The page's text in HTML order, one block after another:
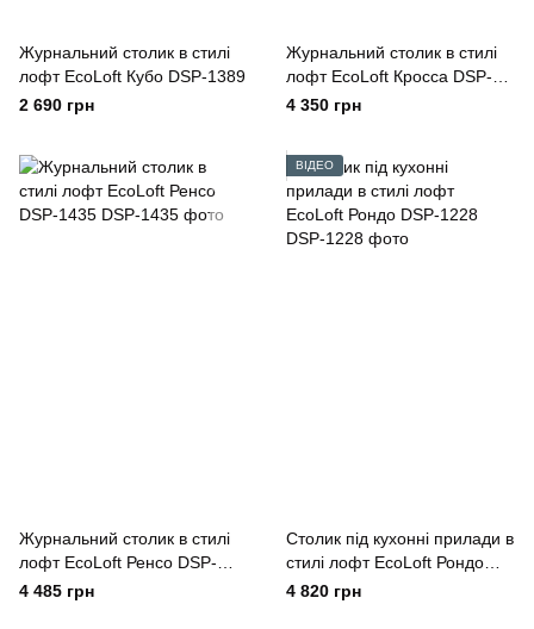
Журнальний столик в стилі
лофт EcoLoft Кубо DSP-1389
2 690 грн
Журнальний столик в стилі
лофт EcoLoft Кросса DSP-
1355
4 350 грн
Журнальний столик в стилі
лофт EcoLoft Ренсо DSP-
1435
4 485 грн
ВІДЕО
Столик під кухонні прилади в
стилі лофт EcoLoft Рондо
DSP-1228
4 820 грн